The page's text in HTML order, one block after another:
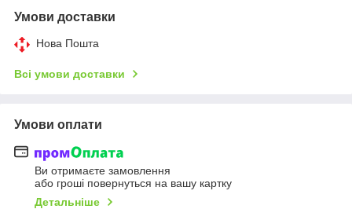
Умови доставки
Нова Пошта
Всі умови доставки
Умови оплати
Ви отримаєте замовлення
або гроші повернуться на вашу картку
Детальніше